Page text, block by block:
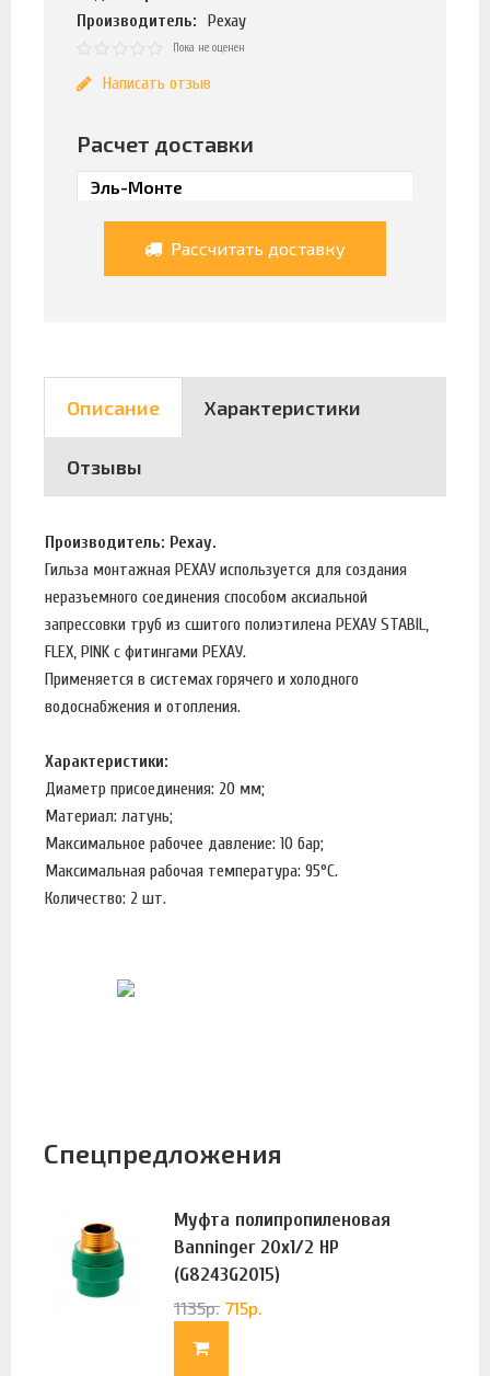
Производитель:
Рехау
Пока не оценен
Написать отзыв
Расчет доставки
Рассчитать доставку
Описание Характеристики
Отзывы
Производитель: Рехау.
Гильза монтажная РЕХАУ используется для создания
неразъемного соединения способом аксиальной
запрессовки труб из сшитого полиэтилена РЕХАУ STABIL,
FLEX, PINK с фитингами РЕХАУ.
Применяется в системах горячего и холодного
водоснабжения и отопления.
Характеристики:
Диаметр присоединения: 20 мм;
Материал: латунь;
Максимальное рабочее давление: 10 бар;
Максимальная рабочая температура: 95°С.
Количество: 2 шт.
Спецпредложения
Муфта полипропиленовая
Banninger 20х1/2 НР
(G8243G2015)
1135р. 715р.